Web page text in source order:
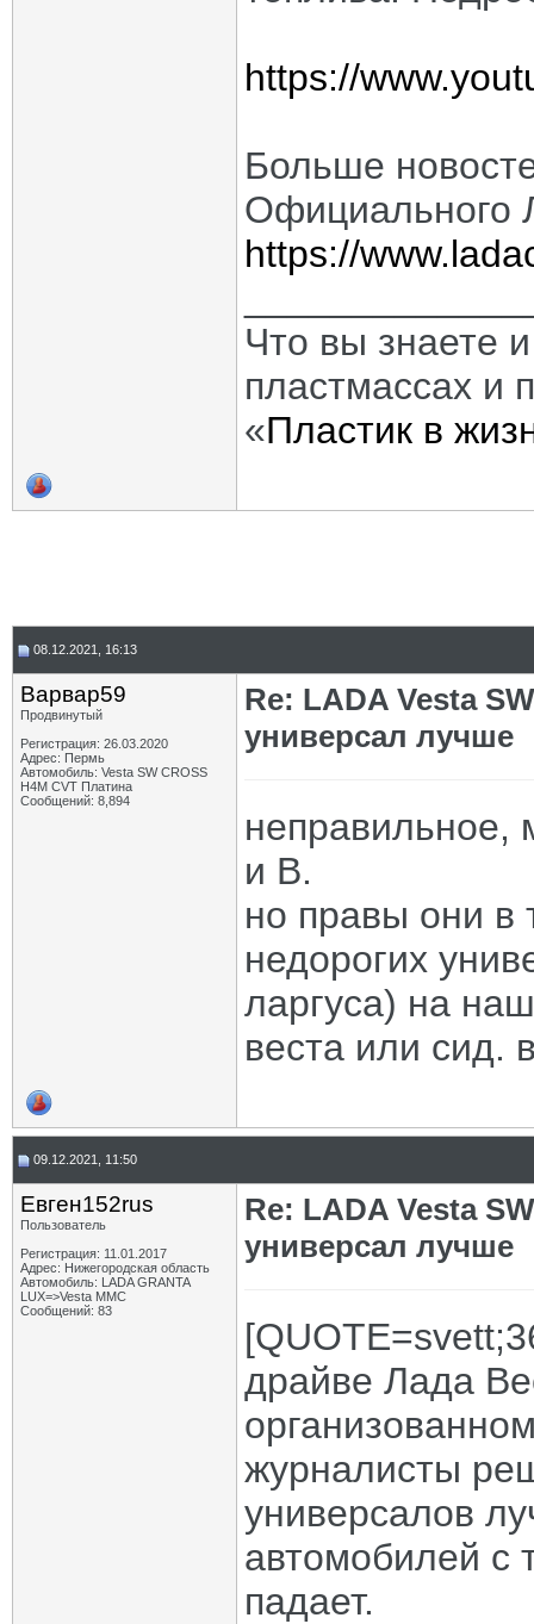
https://
Больше
Официального
https://
Что вы знаете
пластмассах и
«Пластик в
08.12.2021, 16:13
Варвар59
Продвинутый
Регистрация: 26.03.2020
Адрес: Пермь
Автомобиль: Vesta SW CROSS
H4M CVT Платина
Сообщений: 8,894
Re: LADA Vesta
универсал лучше
неправильное,
и В.
но правы они в
недорогих
ларгуса) на
веста или сид.
09.12.2021, 11:50
Евген152rus
Пользователь
Регистрация: 11.01.2017
Адрес: Нижегородская область
Автомобиль: LADA GRANTA
LUX=>Vesta MMC
Сообщений: 83
Re: LADA Vesta
универсал лучше
драйве Лада
журналисты
универсалов
автомобилей с
падает.